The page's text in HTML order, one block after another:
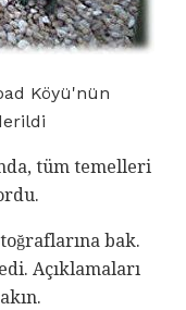
Köyü'nün
tüm temelleri
bak.
Açıklamaları